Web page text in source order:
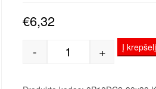
€6,32
produkto kiekis:
- + Į krepšelį